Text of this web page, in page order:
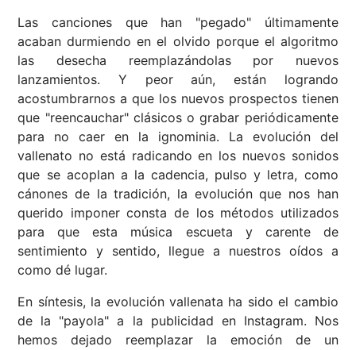
Las canciones que han "pegado" últimamente
acaban durmiendo en el olvido porque el algoritmo
las desecha reemplazándolas por nuevos
lanzamientos. Y peor aún, están logrando
acostumbrarnos a que los nuevos prospectos tienen
que "reencauchar" clásicos o grabar periódicamente
para no caer en la ignominia. La evolución del
vallenato no está radicando en los nuevos sonidos
que se acoplan a la cadencia, pulso y letra, como
cánones de la tradición, la evolución que nos han
querido imponer consta de los métodos utilizados
para que esta música escueta y carente de
sentimiento y sentido, llegue a nuestros oídos a
como dé lugar.
En síntesis, la evolución vallenata ha sido el cambio
de la "payola" a la publicidad en Instagram. Nos
hemos dejado reemplazar la emoción de un